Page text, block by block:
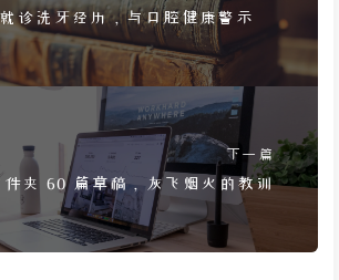
诊洗牙经历，与口腔健康警示
下一篇
件夹 60 篇草稿，灰飞烟灭的教训